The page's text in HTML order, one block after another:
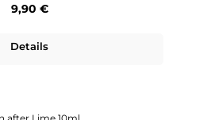
Regulärer Preis:
9,90 €
Details